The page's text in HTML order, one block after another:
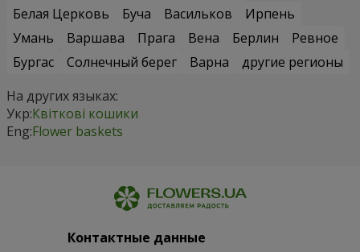
Белая Церковь
Буча Васильков
Ирпень
Умань
Варшава Прага Вена Берлин
Ревное
Бургас
Солнечный берег Варна
другие регионы
На других языках:
Укр:Квіткові кошики
Eng:Flower baskets
Контактные данные